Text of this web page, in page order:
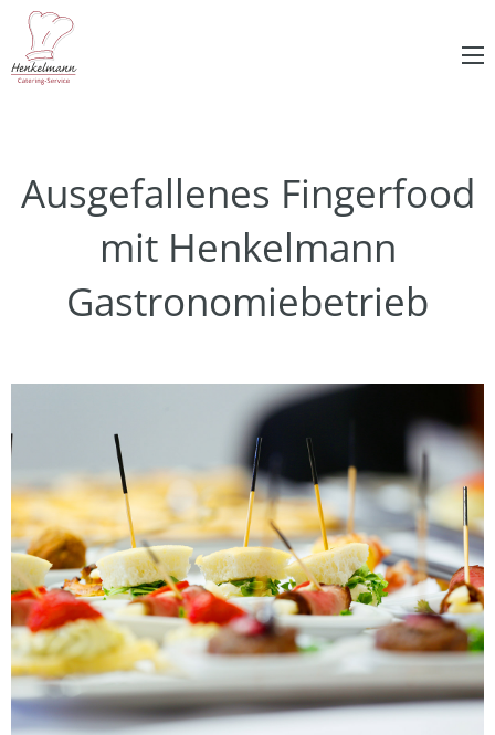
Ausgefallenes Fingerfood
mit Henkelmann
Gastronomiebetrieb